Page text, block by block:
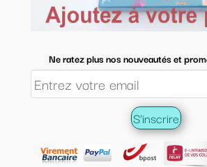
Ne ratez plus nos nouveautés et